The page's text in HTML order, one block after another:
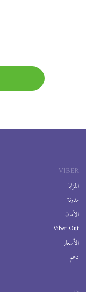
VIBER
المزايا
مدونة
الأمان
Viber Out
الأسعار
دعم